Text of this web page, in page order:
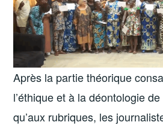
Après la partie théorique
l’éthique et à la déontologie
qu’aux rubriques, les